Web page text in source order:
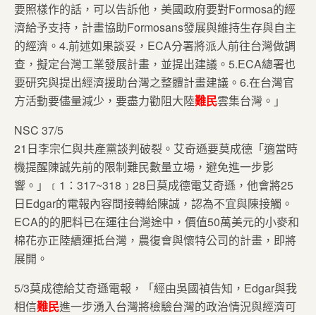
要照樣作的話，可以告訴他，美國政府要對Formosa的經
濟給予支持，計畫協助Formosans發展與維持生存與自主
的經濟。4.前述如果談妥，ECA分署將派人前往台灣做調
查，擬定台灣工業發展計畫，並提出建議。5.ECA總署也
要研究與提出經濟援助台灣之整體計畫建議。6.在台灣官
方活動要儘量減少，要盡力勸阻大陸難民雲集台灣。」
NSC 37/5
21日李宗仁與共產黨談判破裂。艾奇遜要莫成德「適當時
機提醒陳誠先前的限制難民數量立場，避免進一步影
響。」﹝1：317~318﹞28日莫成德電艾奇遜，他會將25
日Edgar的電報內容間接轉給陳誠，認為不宜與陳接觸。
ECA的的肥料已在運往台灣途中，價值50萬美元的小麥和
棉花亦正陸續運抵台灣，農復會與懷特公司的計畫，即將
展開。
5/3莫成德給艾奇遜電報，「經由吳國禎告知，Edgar與我
相信難民進一步湧入台灣將檢驗台灣的政治情況與經濟可